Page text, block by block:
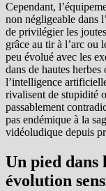
Cependant,
non négligeable dans
de privilégier les
grâce au tir à l’arc ou
peu évolué avec les
dans de hautes
l’intelligence
rivalisent de stupidité
passablement
pas endémique à la
vidéoludique depuis
Un pied dans
évolution